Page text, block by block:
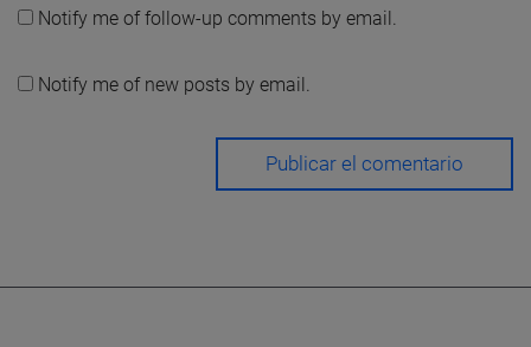
Notify me of follow-up comments by email.
Notify me of new posts by email.